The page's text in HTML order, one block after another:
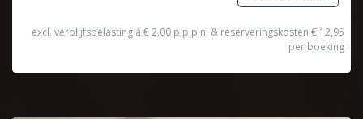
excl. verblijfsbelasting à € 2,00 p.p.p.n. & reserveringskosten € 12,95
per boeking